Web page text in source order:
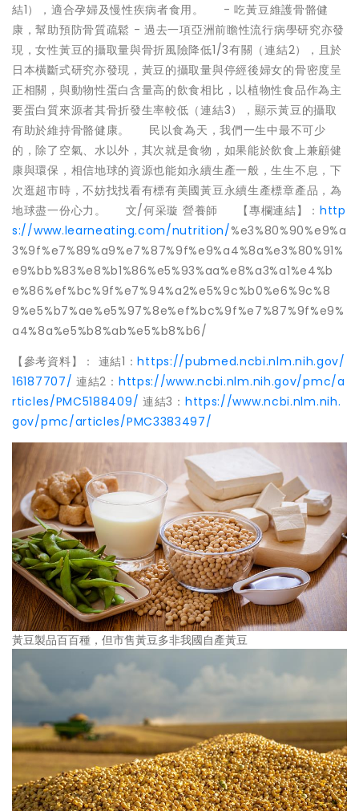
結1），適合孕婦及慢性疾病者食用。 - 吃黃豆維護骨骼健
康，幫助預防骨質疏鬆 - 過去一項亞洲前瞻性流行病學研究亦發
現，女性黃豆的攝取量與骨折風險降低1/3有關（連結2），且於
日本橫斷式研究亦發現，黃豆的攝取量與停經後婦女的骨密度呈
正相關，與動物性蛋白含量高的飲食相比，以植物性食品作為主
要蛋白質來源者其骨折發生率較低（連結3），顯示黃豆的攝取
有助於維持骨骼健康。 民以食為天，我們一生中最不可少
的，除了空氣、水以外，其次就是食物，如果能於飲食上兼顧健
康與環保，相信地球的資源也能如永續生產一般，生生不息，下
次逛超市時，不妨找找看有標有美國黃豆永續生產標章產品，為
地球盡一份心力。 文/何采璇 營養師 【專欄連結】： http
s://www.learneating.com/nutrition/%e3%80%90%e9%a
3%9f%e7%89%a9%e7%87%9f%e9%a4%8a%e3%80%91%
e9%bb%83%e8%b1%86%e5%93%aa%e8%a3%a1%e4%b
e%86%ef%bc%9f%e7%94%a2%e5%9c%b0%e6%9c%8
9%e5%b7%ae%e5%97%8e%ef%bc%9f%e7%87%9f%e9%
a4%8a%e5%b8%ab%e5%b8%b6/
【參考資料】： 連結1：https://pubmed.ncbi.nlm.nih.gov/
16187707/ 連結2： https://www.ncbi.nlm.nih.gov/pmc/a
rticles/PMC5188409/ 連結3： https://www.ncbi.nlm.nih.
gov/pmc/articles/PMC3383497/
黃豆製品百百種，但市售黃豆多非我國自產黃豆